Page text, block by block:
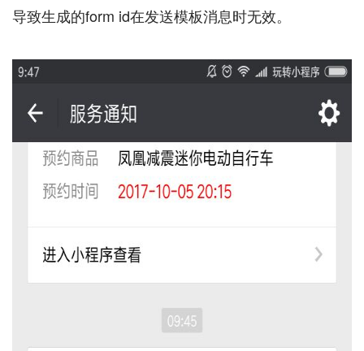
导致生成的form id在发送模板消息时无效。